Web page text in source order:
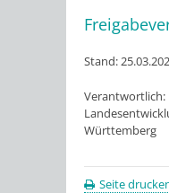
Stand:
Württemberg
Seite